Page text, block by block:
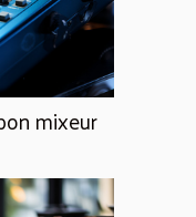
mixeur